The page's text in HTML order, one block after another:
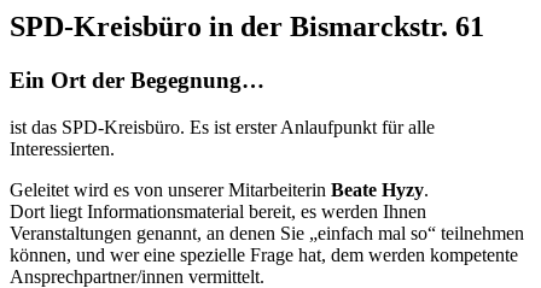
SPD-Kreisbüro in der Bismarckstr. 61
Ein Ort der Begegnung…
ist das SPD-Kreisbüro. Es ist erster Anlaufpunkt für alle
Interessierten.
Geleitet wird es von unserer Mitarbeiterin Beate Hyzy.
Dort liegt Informationsmaterial bereit, es werden Ihnen
Veranstaltungen genannt, an denen Sie „einfach mal so“ teilnehmen
können, und wer eine spezielle Frage hat, dem werden kompetente
Ansprechpartner/innen vermittelt.